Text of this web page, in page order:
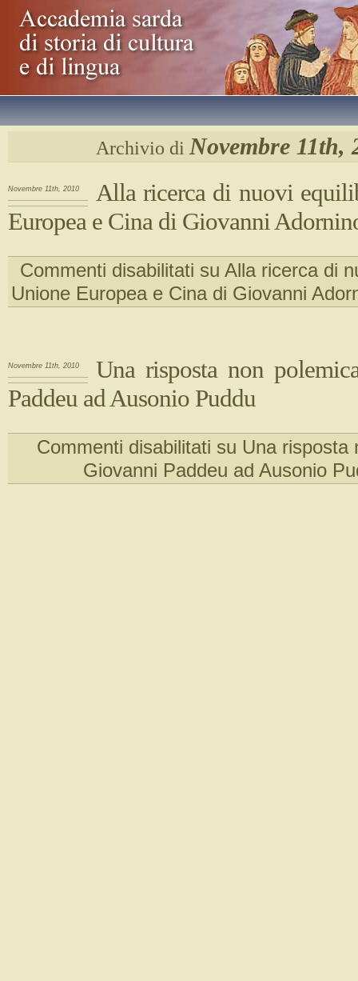
Archivio di Novembre 11th,
Novembre 11th, 2010
Alla ricerca di nuovi
Europea e Cina di Giovanni
Commenti disabilitati su Alla ricerca di
Unione Europea e Cina di Giovanni
Novembre 11th, 2010
Una risposta non
Paddeu ad Ausonio Puddu
Commenti disabilitati su Una risposta
Giovanni Paddeu ad Ausonio